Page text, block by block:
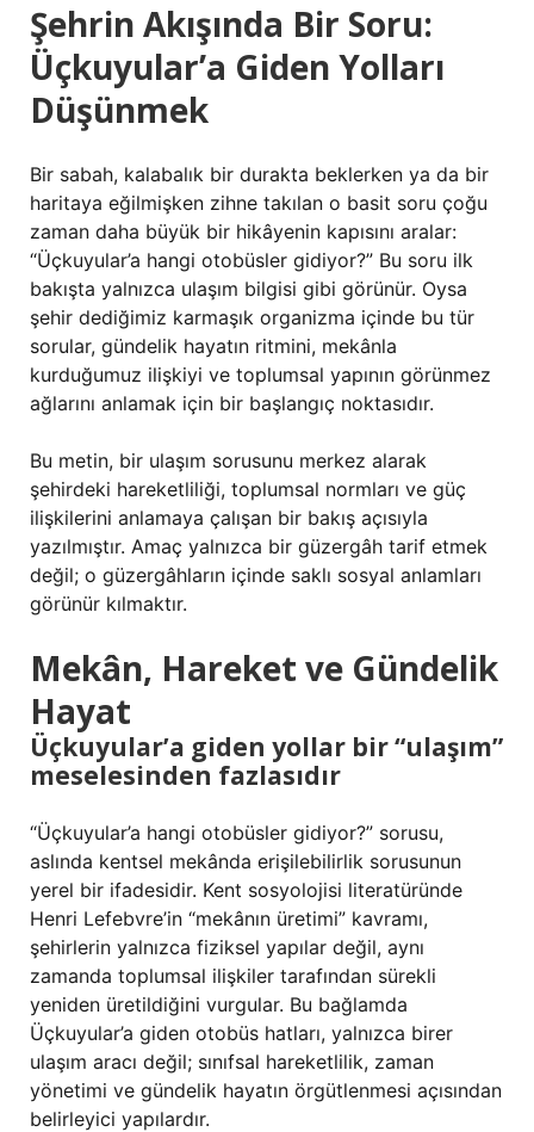
Şehrin Akışında Bir Soru:
Üçkuyular’a Giden Yolları
Düşünmek
Bir sabah, kalabalık bir durakta beklerken ya da bir
haritaya eğilmişken zihne takılan o basit soru çoğu
zaman daha büyük bir hikâyenin kapısını aralar:
“Üçkuyular’a hangi otobüsler gidiyor?” Bu soru ilk
bakışta yalnızca ulaşım bilgisi gibi görünür. Oysa
şehir dediğimiz karmaşık organizma içinde bu tür
sorular, gündelik hayatın ritmini, mekânla
kurduğumuz ilişkiyi ve toplumsal yapının görünmez
ağlarını anlamak için bir başlangıç noktasıdır.
Bu metin, bir ulaşım sorusunu merkez alarak
şehirdeki hareketliliği, toplumsal normları ve güç
ilişkilerini anlamaya çalışan bir bakış açısıyla
yazılmıştır. Amaç yalnızca bir güzergâh tarif etmek
değil; o güzergâhların içinde saklı sosyal anlamları
görünür kılmaktır.
Mekân, Hareket ve Gündelik
Hayat
Üçkuyular’a giden yollar bir “ulaşım”
meselesinden fazlasıdır
“Üçkuyular’a hangi otobüsler gidiyor?” sorusu,
aslında kentsel mekânda erişilebilirlik sorusunun
yerel bir ifadesidir. Kent sosyolojisi literatüründe
Henri Lefebvre’in “mekânın üretimi” kavramı,
şehirlerin yalnızca fiziksel yapılar değil, aynı
zamanda toplumsal ilişkiler tarafından sürekli
yeniden üretildiğini vurgular. Bu bağlamda
Üçkuyular’a giden otobüs hatları, yalnızca birer
ulaşım aracı değil; sınıfsal hareketlilik, zaman
yönetimi ve gündelik hayatın örgütlenmesi açısından
belirleyici yapılardır.